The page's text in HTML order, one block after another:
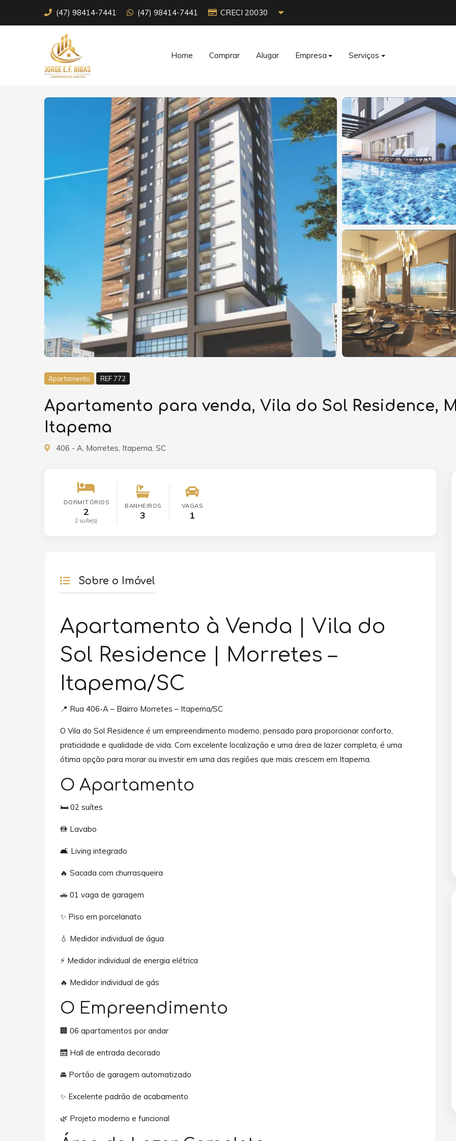
(47) 98414-7441 (47) 98414-7441 CRECI 20030
Home Comprar Alugar Empresa Serviços
Apartamento REF 772
Apartamento para venda, Vila do Sol Residence,
Itapema
406 - A, Morretes, Itapema, SC
DORMITÓRIOS
2
2 suíte(s)
BANHEIROS
3
VAGAS
1
Sobre o Imóvel
Apartamento à Venda | Vila do
Sol Residence | Morretes –
Itapema/SC
📍 Rua 406-A – Bairro Morretes – Itapema/SC
O Vila do Sol Residence é um empreendimento moderno, pensado para proporcionar conforto,
praticidade e qualidade de vida. Com excelente localização e uma área de lazer completa, é uma
ótima opção para morar ou investir em uma das regiões que mais crescem em Itapema.
O Apartamento
🛏️ 02 suítes
🚻 Lavabo
🛋️ Living integrado
🔥 Sacada com churrasqueira
🚗 01 vaga de garagem
✨ Piso em porcelanato
💧 Medidor individual de água
⚡ Medidor individual de energia elétrica
🔥 Medidor individual de gás
O Empreendimento
🏢 06 apartamentos por andar
🛗 Hall de entrada decorado
🚘 Portão de garagem automatizado
✨ Excelente padrão de acabamento
🌿 Projeto moderno e funcional